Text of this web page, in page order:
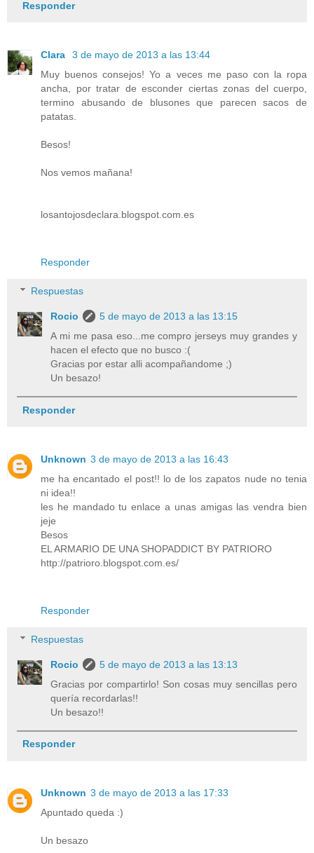
Responder
Clara
3 de mayo de 2013 a las 13:44
Muy buenos consejos! Yo a veces me paso con la ropa
ancha, por tratar de esconder ciertas zonas del cuerpo,
termino abusando de blusones que parecen sacos de
patatas.
Besos!
Nos vemos mañana!
losantojosdeclara.blogspot.com.es
Responder
Respuestas
Rocio
5 de mayo de 2013 a las 13:15
A mi me pasa eso...me compro jerseys muy grandes y
hacen el efecto que no busco :(
Gracias por estar alli acompañandome ;)
Un besazo!
Responder
Unknown 3 de mayo de 2013 a las 16:43
me ha encantado el post!! lo de los zapatos nude no tenia
ni idea!!
les he mandado tu enlace a unas amigas las vendra bien
jeje
Besos
EL ARMARIO DE UNA SHOPADDICT BY PATRIORO
http://patrioro.blogspot.com.es/
Responder
Respuestas
Rocio
5 de mayo de 2013 a las 13:13
Gracias por compartirlo! Son cosas muy sencillas pero
quería recordarlas!!
Un besazo!!
Responder
Unknown 3 de mayo de 2013 a las 17:33
Apuntado queda :)
Un besazo